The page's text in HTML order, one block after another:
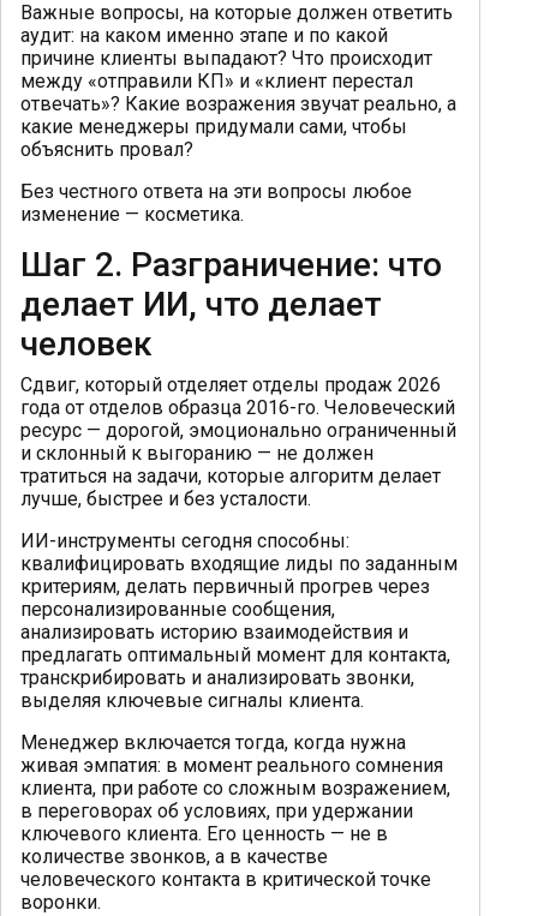
Важные вопросы, на которые должен ответить
аудит: на каком именно этапе и по какой
причине клиенты выпадают? Что происходит
между «отправили КП» и «клиент перестал
отвечать»? Какие возражения звучат реально, а
какие менеджеры придумали сами, чтобы
объяснить провал?
Без честного ответа на эти вопросы любое
изменение — косметика.
Шаг 2. Разграничение: что
делает ИИ, что делает
человек
Сдвиг, который отделяет отделы продаж 2026
года от отделов образца 2016-го. Человеческий
ресурс — дорогой, эмоционально ограниченный
и склонный к выгоранию — не должен
тратиться на задачи, которые алгоритм делает
лучше, быстрее и без усталости.
ИИ-инструменты сегодня способны:
квалифицировать входящие лиды по заданным
критериям, делать первичный прогрев через
персонализированные сообщения,
анализировать историю взаимодействия и
предлагать оптимальный момент для контакта,
транскрибировать и анализировать звонки,
выделяя ключевые сигналы клиента.
Менеджер включается тогда, когда нужна
живая эмпатия: в момент реального сомнения
клиента, при работе со сложным возражением,
в переговорах об условиях, при удержании
ключевого клиента. Его ценность — не в
количестве звонков, а в качестве
человеческого контакта в критической точке
воронки.